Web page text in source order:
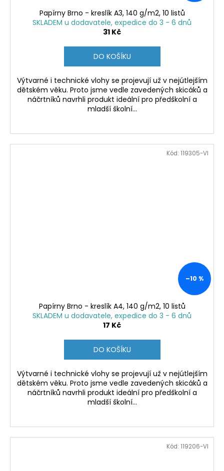
Papírny Brno - kreslík A3, 140 g/m2, 10 listů
SKLADEM u dodavatele, expedice do 3 - 6 dnů
31 Kč
DO KOŠÍKU
Výtvarné i technické vlohy se projevují už v nejútlejším
dětském věku. Proto jsme vedle zavedených skicáků a
náčrtníků navrhli produkt ideální pro předškolní a
mladší školní...
–10 %
Papírny Brno - kreslík A4, 140 g/m2, 10 listů
SKLADEM u dodavatele, expedice do 3 - 6 dnů
17 Kč
DO KOŠÍKU
Výtvarné i technické vlohy se projevují už v nejútlejším
dětském věku. Proto jsme vedle zavedených skicáků a
náčrtníků navrhli produkt ideální pro předškolní a
mladší školní...
Kód: 119305-VI
Kód: 119206-VI